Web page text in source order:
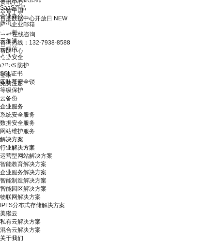
资讯中心
云智中国
百度数据中心开放日 NEW
在线咨询
咨询热线：132-7938-8588
帮助中心
登录
免费注册
SaaS产品
企业办公
腾讯企业邮箱
云解析
云加速
云短信
企业安全
DDoS 防护
SSL证书
四叶草安全锁
等级保护
云备份
企业服务
系统安全服务
数据安全服务
网站维护服务
解决方案
行业解决方案
运营型网站解决方案
智能教育解决方案
企业服务解决方案
智能制造解决方案
智能园区解决方案
物联网解决方案
IPFS分布式存储解决方案
美猴云
私有云解决方案
混合云解决方案
关于我们